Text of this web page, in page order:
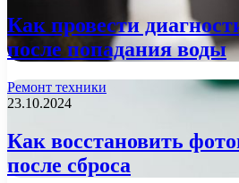
Как провести
после попадания воды
Ремонт техники
23.10.2024
Как восстановить
после сброса